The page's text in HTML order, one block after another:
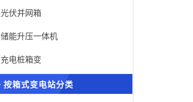
光伏并网箱
储能升压一体机
充电桩箱变
按箱式变电站分类